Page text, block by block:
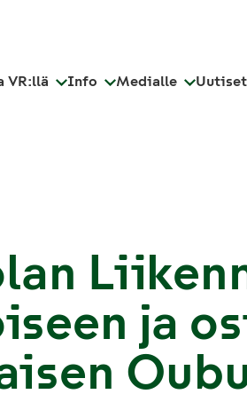
VR:llä Info Medialle Uutiset
ja